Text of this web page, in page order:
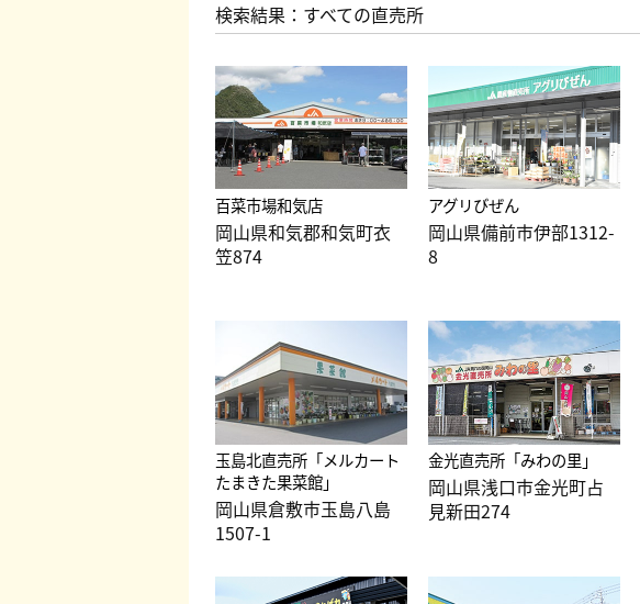
検索結果：すべての直売所
百菜市場和気店
岡山県和気郡和気町衣
笠874
アグリびぜん
岡山県備前市伊部1312-
8
玉島北直売所「メルカート
たまきた果菜館」
岡山県倉敷市玉島八島
1507-1
金光直売所「みわの里」
岡山県浅口市金光町占
見新田274